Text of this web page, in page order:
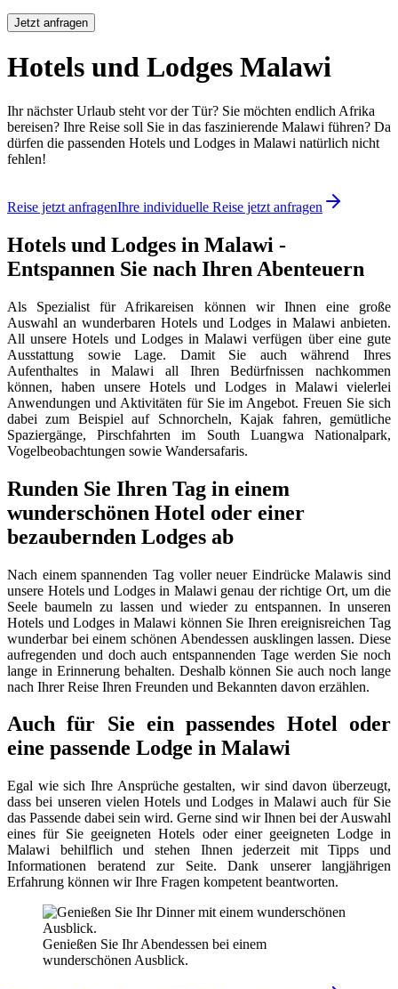
Jetzt anfragen
Hotels und Lodges Malawi
Ihr nächster Urlaub steht vor der Tür? Sie möchten endlich Afrika
bereisen? Ihre Reise soll Sie in das faszinierende Malawi führen? Da
dürfen die passenden Hotels und Lodges in Malawi natürlich nicht
fehlen!
Reise jetzt anfragenIhre individuelle Reise jetzt anfragen
Hotels und Lodges in Malawi -
Entspannen Sie nach Ihren Abenteuern
Als Spezialist für Afrikareisen können wir Ihnen eine große
Auswahl an wunderbaren Hotels und Lodges in Malawi anbieten.
All unsere Hotels und Lodges in Malawi verfügen über eine gute
Ausstattung sowie Lage. Damit Sie auch während Ihres
Aufenthaltes in Malawi all Ihren Bedürfnissen nachkommen
können, haben unsere Hotels und Lodges in Malawi vielerlei
Anwendungen und Aktivitäten für Sie im Angebot. Freuen Sie sich
dabei zum Beispiel auf Schnorcheln, Kajak fahren, gemütliche
Spaziergänge, Pirschfahrten im South Luangwa Nationalpark,
Vogelbeobachtungen sowie Wandersafaris.
Runden Sie Ihren Tag in einem
wunderschönen Hotel oder einer
bezaubernden Lodges ab
Nach einem spannenden Tag voller neuer Eindrücke Malawis sind
unsere Hotels und Lodges in Malawi genau der richtige Ort, um die
Seele baumeln zu lassen und wieder zu entspannen. In unseren
Hotels und Lodges in Malawi können Sie Ihren ereignisreichen Tag
wunderbar bei einem schönen Abendessen ausklingen lassen. Diese
aufregenden und doch auch entspannenden Tage werden Sie noch
lange in Erinnerung behalten. Deshalb können Sie auch noch lange
nach Ihrer Reise Ihren Freunden und Bekannten davon erzählen.
Auch für Sie ein passendes Hotel oder
eine passende Lodge in Malawi
Egal wie sich Ihre Ansprüche gestalten, wir sind davon überzeugt,
dass bei unseren vielen Hotels und Lodges in Malawi auch für Sie
das Passende dabei sein wird. Gerne sind wir Ihnen bei der Auswahl
eines für Sie geeigneten Hotels oder einer geeigneten Lodge in
Malawi behilflich und stehen Ihnen jederzeit mit Tipps und
Informationen beratend zur Seite. Dank unserer langjährigen
Erfahrung können wir Ihre Fragen kompetent beantworten.
Genießen Sie Ihr Abendessen bei einem
wunderschönen Ausblick.